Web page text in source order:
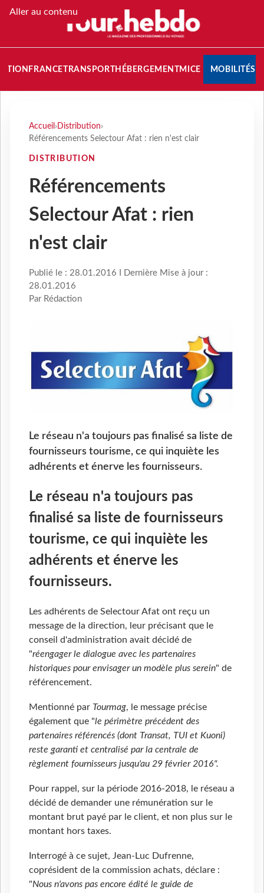
Aller au contenu
FRANCETRANSPORT HÉBERGEMENTMICE MOBILITÉS
Accueil › Distribution›
Référencements Selectour Afat : rien n'est clair
DISTRIBUTION
Référencements
Selectour Afat : rien
n'est clair
Publié le : 28.01.2016 I Dernière Mise à jour :
28.01.2016
Par Rédaction
Le réseau n'a toujours pas finalisé sa liste de
fournisseurs tourisme, ce qui inquiète les
adhérents et énerve les fournisseurs.
Le réseau n'a toujours pas
finalisé sa liste de fournisseurs
tourisme, ce qui inquiète les
adhérents et énerve les
fournisseurs.
Les adhérents de Selectour Afat ont reçu un
message de la direction, leur précisant que le
conseil d'administration avait décidé de
"réengager le dialogue avec les partenaires
historiques pour envisager un modèle plus serein" de
référencement.
Mentionné par Tourmag, le message précise
également que "le périmètre précédent des
partenaires référencés (dont Transat, TUI et Kuoni)
reste garanti et centralisé par la centrale de
règlement fournisseurs jusqu'au 29 février 2016".
Pour rappel, sur la période 2016-2018, le réseau a
décidé de demander une rémunération sur le
montant brut payé par le client, et non plus sur le
montant hors taxes.
Interrogé à ce sujet, Jean-Luc Dufrenne,
coprésident de la commission achats, déclare :
"Nous n'avons pas encore édité le guide de